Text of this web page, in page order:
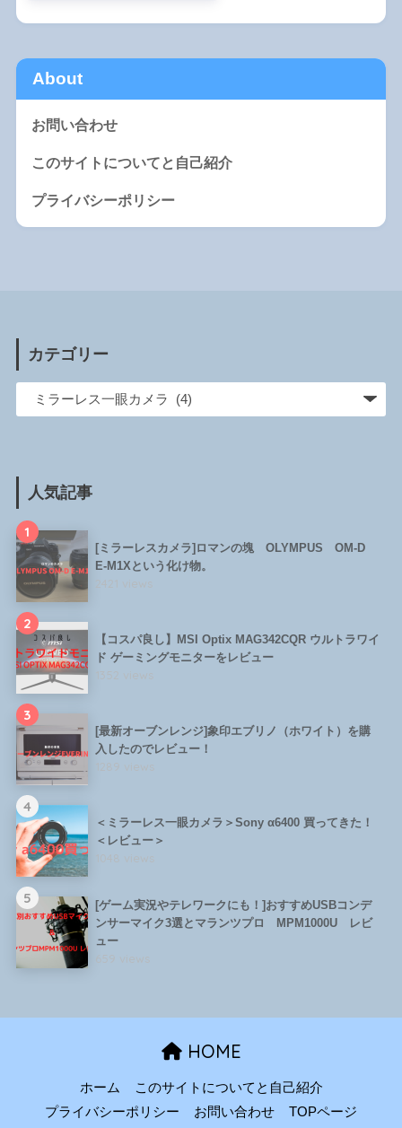
About
お問い合わせ
このサイトについてと自己紹介
プライバシーポリシー
カテゴリー
人気記事
1
[ミラーレスカメラ]ロマンの塊 OLYMPUS OM-D
E-M1Xという化け物。
2421 views
2
【コスパ良し】MSI Optix MAG342CQR ウルトラワイ
ド ゲーミングモニターをレビュー
1352 views
3
[最新オーブンレンジ]象印エブリノ（ホワイト）を購
入したのでレビュー！
1289 views
4
＜ミラーレス一眼カメラ＞Sony α6400 買ってきた！
＜レビュー＞
1048 views
5
[ゲーム実況やテレワークにも！]おすすめUSBコンデ
ンサーマイク3選とマランツプロ MPM1000U レビ
ュー
659 views
HOME
ホーム
このサイトについてと自己紹介
プライバシーポリシー
お問い合わせ TOPページ